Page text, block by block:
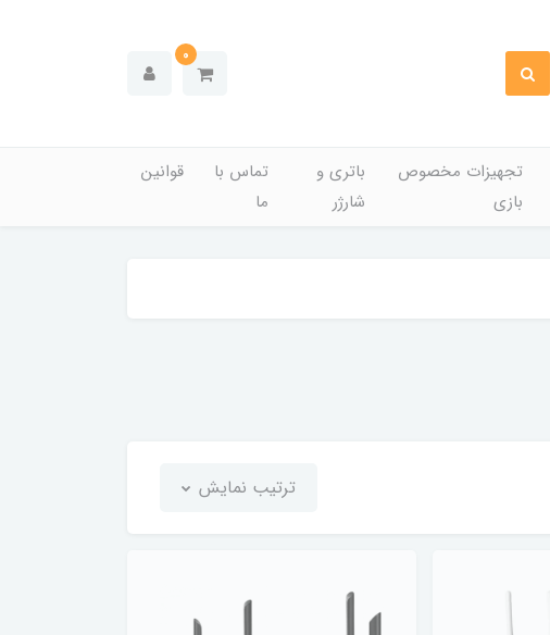
0
تجهیزات مخصوص
بازی
باتری و
شارژر
تماس با
ما
قوانین
ترتیب نمایش